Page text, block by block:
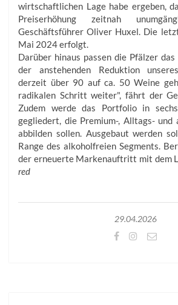
wirtschaftlichen Lage habe ergeben,
Preis­erhöhung zeitnah
Geschäftsführer Oliver Huxel. Die
Mai 2024 erfolgt.
Darüber hinaus passen die Pfälzer
der anstehenden Reduktion
derzeit über 90 auf ca. 50 Weine
radikalen Schritt weiter", fährt der
Zudem werde das Portfolio in
gegliedert, die Premium-, Alltags- und
abbilden sollen. Ausgebaut werden
Range des alkoholfreien Segments.
der erneuerte Markenauftritt mit dem
red
29.04.2026